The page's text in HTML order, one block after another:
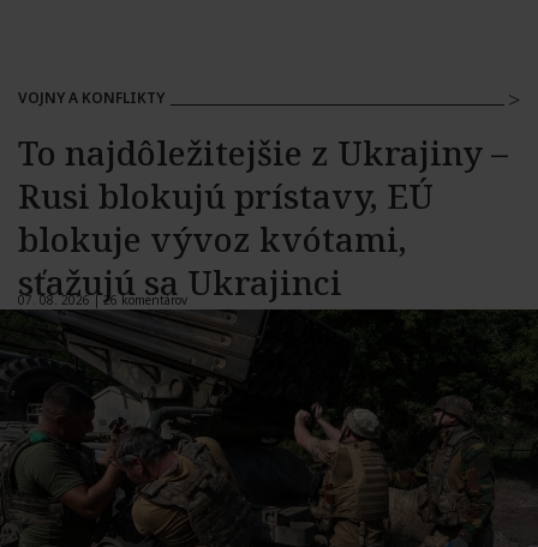
VOJNY A KONFLIKTY
To najdôležitejšie z Ukrajiny –
Rusi blokujú prístavy, EÚ
blokuje vývoz kvótami,
sťažujú sa Ukrajinci
07. 08. 2026 |26 komentárov